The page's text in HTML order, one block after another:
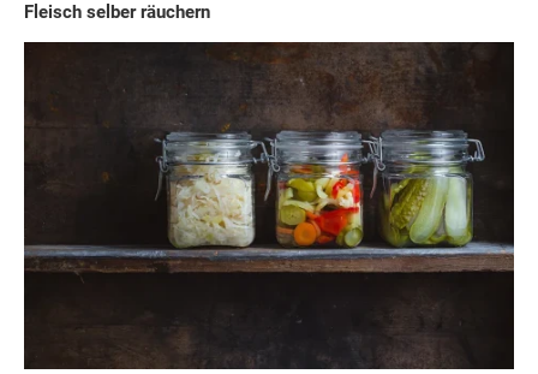
Fleisch selber räuchern